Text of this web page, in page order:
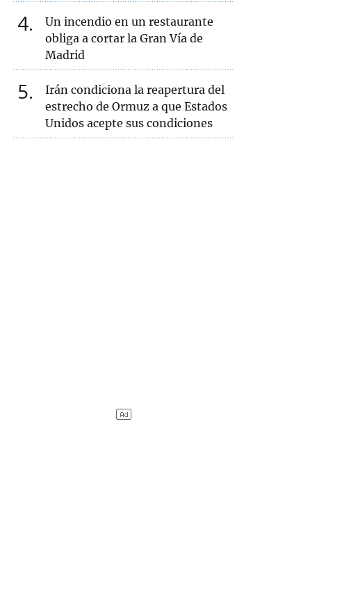
4
Un incendio en un restaurante
obliga a cortar la Gran Vía de
Madrid
5
Irán condiciona la reapertura del
estrecho de Ormuz a que Estados
Unidos acepte sus condiciones